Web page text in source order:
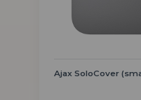
Ajax SoloCover